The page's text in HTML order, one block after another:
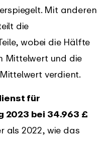
Mit anderen
die
wobei die Hälfte
Mittelwert und die
verdient.
für
bei 34.963 £
als 2022, wie das